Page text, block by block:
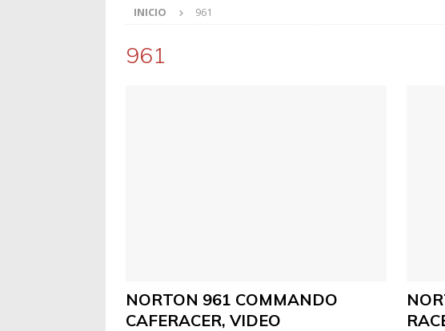
INICIO 961
961
NORTON 961 COMMANDO
CAFERACER, VIDEO